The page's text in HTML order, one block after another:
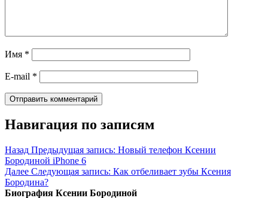
Имя *
E-mail *
Навигация по записям
Назад Предыдущая запись: Новый телефон Ксении
Бородиной iPhone 6
Далее Следующая запись: Как отбеливает зубы Ксения
Бородина?
Биография Ксении Бородиной